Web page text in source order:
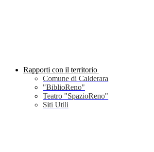
Rapporti con il territorio
Comune di Calderara
"BiblioReno"
Teatro "SpazioReno"
Siti Utili